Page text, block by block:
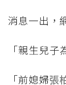
消息一出，
「親生兒子
「前媳婦張